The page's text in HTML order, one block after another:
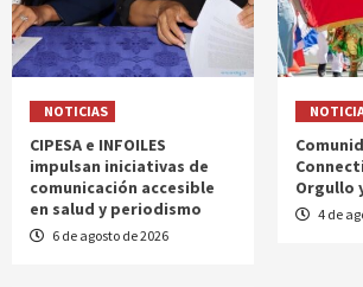
NOTICIAS
CIPESA e INFOILES
impulsan iniciativas de
comunicación accesible
en salud y periodismo
6 de agosto de 2026
Orgullo
4 de